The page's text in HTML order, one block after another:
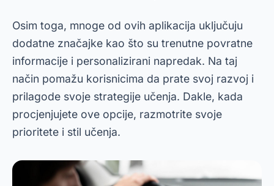
Osim toga, mnoge od ovih aplikacija uključuju
dodatne značajke kao što su trenutne povratne
informacije i personalizirani napredak. Na taj
način pomažu korisnicima da prate svoj razvoj i
prilagode svoje strategije učenja. Dakle, kada
procjenjujete ove opcije, razmotrite svoje
prioritete i stil učenja.